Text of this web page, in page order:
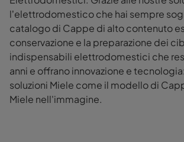
l’elettrodomestico che hai sempre
catalogo di Cappe di alto contenuto
conservazione e la preparazione dei
indispensabili elettrodomestici che
anni e offrano innovazione e
soluzioni Miele come il modello di
Miele nell'immagine.